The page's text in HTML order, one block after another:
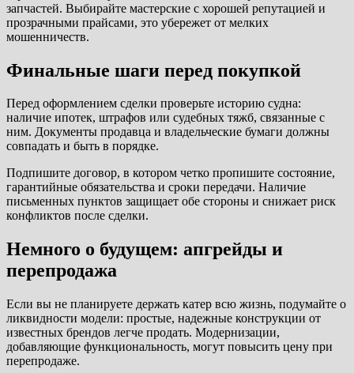
запчастей. Выбирайте мастерские с хорошей репутацией и
прозрачными прайсами, это убережет от мелких
мошенничеств.
Финальные шаги перед покупкой
Перед оформлением сделки проверьте историю судна:
наличие ипотек, штрафов или судебных тяжб, связанные с
ним. Документы продавца и владельческие бумаги должны
совпадать и быть в порядке.
Подпишите договор, в котором четко пропишите состояние,
гарантийные обязательства и сроки передачи. Наличие
письменных пунктов защищает обе стороны и снижает риск
конфликтов после сделки.
Немного о будущем: апгрейды и
перепродажа
Если вы не планируете держать катер всю жизнь, подумайте о
ликвидности модели: простые, надежные конструкции от
известных брендов легче продать. Модернизации,
добавляющие функциональность, могут повысить цену при
перепродаже.